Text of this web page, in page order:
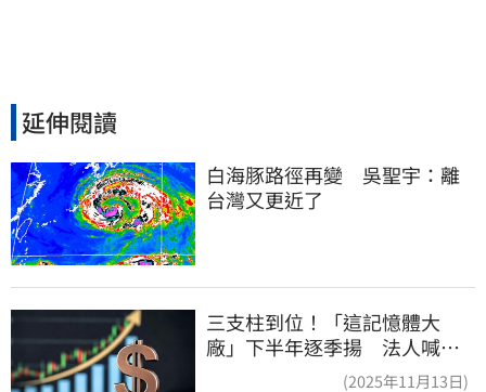
延伸閱讀
白海豚路徑再變　吳聖宇：離
台灣又更近了
三支柱到位！「這記憶體大
廠」下半年逐季揚 法人喊
(2025年11月13日)